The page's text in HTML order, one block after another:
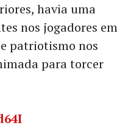
havia uma
nos jogadores em
patriotismo nos
para torcer